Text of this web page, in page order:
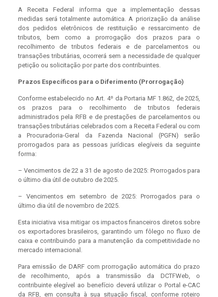
A Receita Federal informa que a implementação dessas
medidas será totalmente automática. A priorização da análise
dos pedidos eletrônicos de restituição e ressarcimento de
tributos, bem como a prorrogação dos prazos para o
recolhimento de tributos federais e de parcelamentos ou
transações tributárias, ocorrerá sem a necessidade de qualquer
petição ou solicitação por parte dos contribuintes.
Prazos Específicos para o Diferimento (Prorrogação)
Conforme estabelecido no Art. 4º da Portaria MF 1.862, de 2025,
os prazos para o recolhimento de tributos federais
administrados pela RFB e de prestações de parcelamentos ou
transações tributárias celebrados com a Receita Federal ou com
a Procuradoria-Geral da Fazenda Nacional (PGFN) serão
prorrogados para as pessoas jurídicas elegíveis da seguinte
forma:
– Vencimentos de 22 a 31 de agosto de 2025: Prorrogados para
o último dia útil de outubro de 2025.
– Vencimentos em setembro de 2025: Prorrogados para o
último dia útil de novembro de 2025.
Esta iniciativa visa mitigar os impactos financeiros diretos sobre
os exportadores brasileiros, garantindo um fôlego no fluxo de
caixa e contribuindo para a manutenção da competitividade no
mercado internacional.
Para emissão de DARF com prorrogação automática do prazo
de recolhimento, após a transmissão da DCTFWeb, o
contribuinte elegível ao benefício deverá utilizar o Portal e-CAC
da RFB, em consulta à sua situação fiscal, conforme roteiro